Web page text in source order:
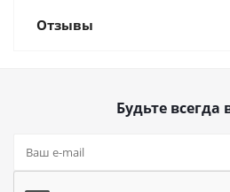
Отзывы
Будьте всегда